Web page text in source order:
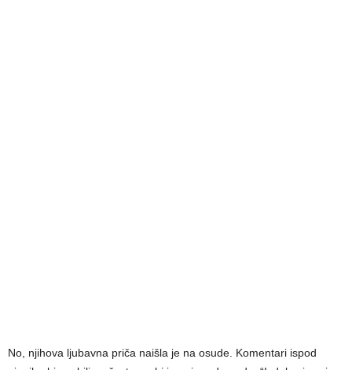
No, njihova ljubavna priča naišla je na osude. Komentari ispod